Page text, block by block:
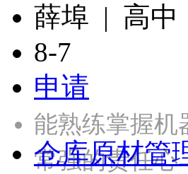
薛埠 | 高中
8-7
申请
能熟练掌握机
常强的责任
仓库原材管